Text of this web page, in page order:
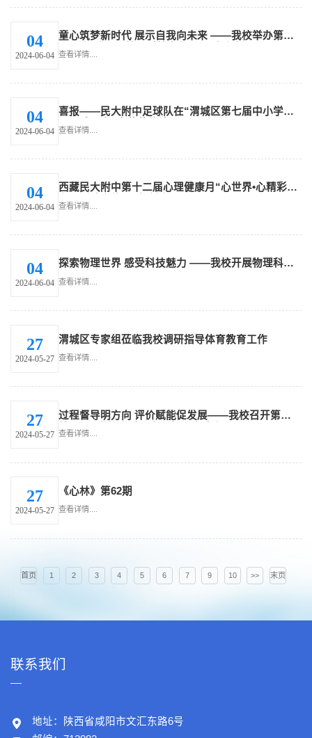
04
2024-06-04
童心筑梦新时代 展示自我向未来 ——我校举办第十
二届庆“六·一”校园科技文化周系列活动
查看详情....
04
2024-06-04
喜报——民大附中足球队在“渭城区第七届中小学校
园足球联赛”中荣获佳绩
查看详情....
04
2024-06-04
西藏民大附中第十二届心理健康月“心世界•心精彩”
主题活动宣传系列（六）
查看详情....
04
2024-06-04
探索物理世界 感受科技魅力 ——我校开展物理科技
展示活动
查看详情....
27
2024-05-27
渭城区专家组莅临我校调研指导体育教育工作
查看详情....
27
2024-05-27
过程督导明方向 评价赋能促发展——我校召开第四
轮“316”学校高质量发展督导座谈会
查看详情....
27
2024-05-27
《心林》第62期
查看详情....
首页 1 2 3 4 5 6 7 9 10 >> 末页
联系我们
地址：陕西省咸阳市文汇东路6号